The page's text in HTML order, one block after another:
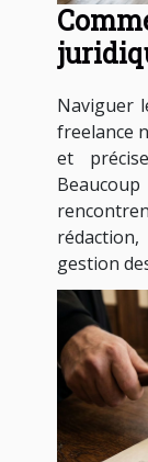
Naviguer
freelance
et
gestion